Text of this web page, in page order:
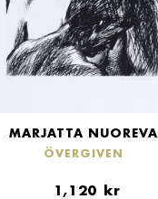
MARJATTA NUOREVA
ÖVERGIVEN
1,120 kr